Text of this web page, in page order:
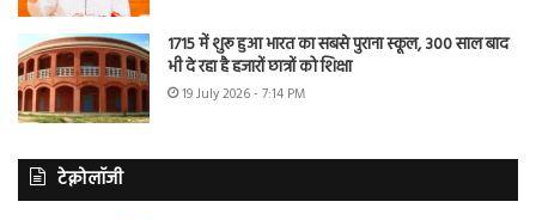
1715 में शुरू हुआ भारत का सबसे पुराना स्कूल, 300 साल बाद
भी दे रहा है हजारों छात्रों को शिक्षा
19 July 2026 - 7:14 PM
टेक्नोलॉजी